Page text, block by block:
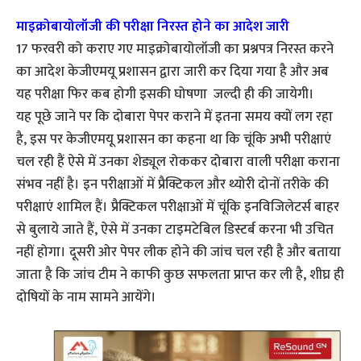
माइक्रोबायोलॉजी की परीक्षा निरस्त होने का आदेश जारी
17 फरवरी को कराए गए माइक्रोबायोलॉजी का प्रश्नपत्र निरस्त करने
का आदेश केजीएमयू प्रशासन द्वारा जारी कर दिया गया है और अब
यह परीक्षा फिर कब होगी इसकी घोषणा जल्दी ही की जायेगी।
यह पूछे जाने पर कि दोबारा पेपर कराने में इतना समय क्यों लग रहा
है, इस पर केजीएमयू प्रशासन का कहना था कि चूंकि अभी परीक्षाएं
चल रही हैं ऐसे में उनका शेड्यूल रोककर दोबारा वाली परीक्षा कराना
संभव नहीं है। इन परीक्षाओं में प्रैक्टिकल और थ्योरी दोनों तरीके की
परीक्षाएं शामिल हैं। प्रैक्टिकल परीक्षाओं में चूंकि इनविजिलेटर्स बाहर
से बुलाये जाते हैं, ऐसे में उनका टाइमटेबिल डिस्टर्ब करना भी उचित
नहीं होगा। दूसरी ओर पेपर लीक होने की जांच चल रही है और बताया
जाता है कि जांच टीम ने काफी कुछ सफलता प्राप्त कर ली है, शीघ्र ही
दोषियों के नाम सामने आयेंगे।